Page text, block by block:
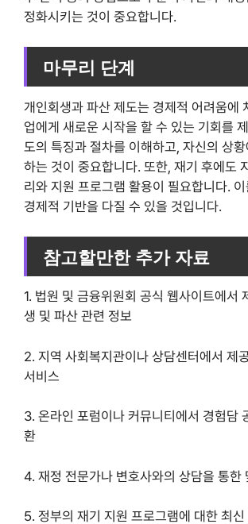
정화시키는 것이 중요합니다.
마무리 단계
개인회생과 파산 제도는 경제적 어려움에
업에게 새로운 시작을 할 수 있는 기회를
도의 특징과 절차를 이해하고, 자신의 상
하는 것이 중요합니다. 또한, 재기 후에도
리와 지원 프로그램 활용이 필요합니다.
경제적 기반을 다질 수 있을 것입니다.
참고할만한 추가 자료
1. 법원 및 금융위원회 공식 웹사이트에서
생 및 파산 관련 정보
2. 지역 사회복지관이나 상담센터에서 제
서비스
3. 온라인 포럼이나 커뮤니티에서 경험담
환
4. 재정 전문가나 변호사와의 상담을 통한
5. 정부의 재기 지원 프로그램에 대한 최신